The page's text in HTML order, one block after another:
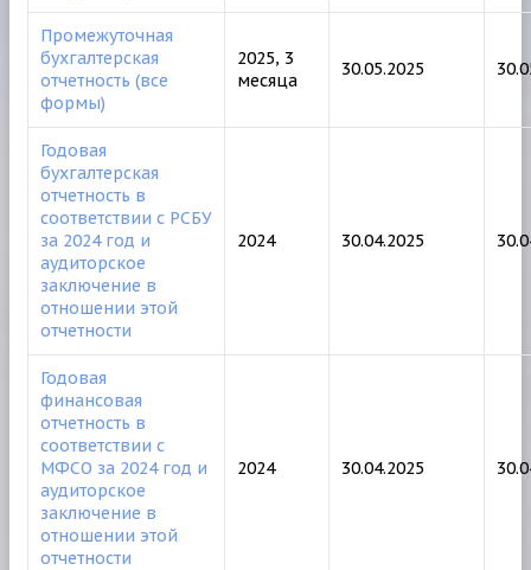
Промежуточная
бухгалтерская
отчетность (все
формы)
2025, 3
месяца
30.05.2025
Годовая
бухгалтерская
отчетность в
соответствии с РСБУ
за 2024 год и
аудиторское
заключение в
отношении этой
отчетности
2024 30.04.2025
Годовая
финансовая
отчетность в
соответствии с
МФСО за 2024 год и
аудиторское
заключение в
отношении этой
отчетности
2024 30.04.2025